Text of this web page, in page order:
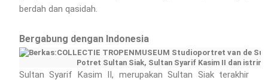
berdah dan qasidah.
Bergabung dengan Indonesia
Potret Sultan Siak, Sultan Syarif Kasim II dan
Sultan Syarif Kasim II, merupakan Sultan Siak terakhir